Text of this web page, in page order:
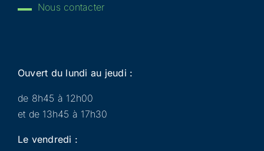
Nous contacter
Ouvert du lundi au jeudi :
de 8h45 à 12h00
et de 13h45 à 17h30
Le vendredi :